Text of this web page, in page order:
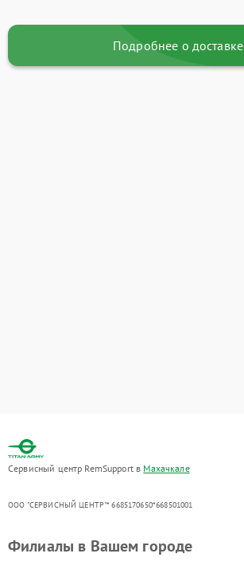
Подробнее о доставке
Сервисный центр RemSupport в Махачкале
ООО "СЕРВИСНЫЙ ЦЕНТР"* 6685170650*668501001
Филиалы в Вашем городе